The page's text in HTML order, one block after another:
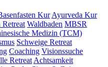
Kur Ayurveda Kur
Retreat Waldbaden MBSR
Medizin (TCM)
Schweige Retreat
Coaching Visionssuche
Retreat Achtsamkeit